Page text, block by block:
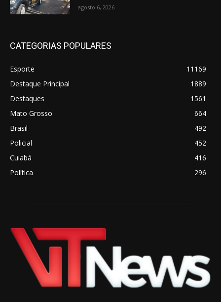
agosto 6, 2026
CATEGORIAS POPULARES
Esporte
11169
Destaque Principal
1889
Destaques
1561
Mato Grosso
664
Brasil
492
Policial
452
Cuiabá
416
Política
296